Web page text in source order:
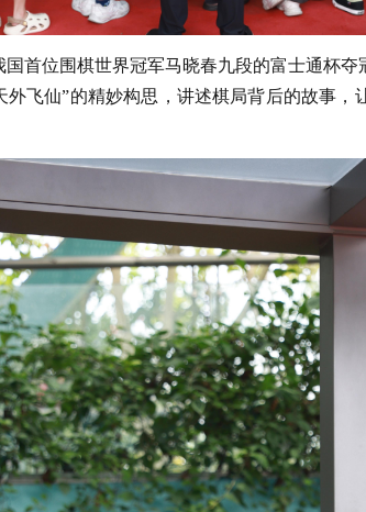
首位围棋世界冠军马晓春九段的富士通杯
外飞仙”的精妙构思，讲述棋局背后的故事